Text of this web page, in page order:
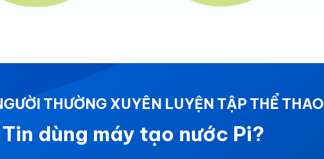
THƯỜNG XUYÊN LUYỆN TẬP THỂ THAO
Tin dùng máy tạo nước Pi?